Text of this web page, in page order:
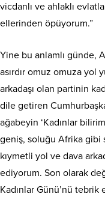
vicdanlı ve ahlaklı
ellerinden öpüyorum.”
Yine bu anlamlı günde,
asırdır omuz omuza
arkadaşı olan partinin
dile getiren
ağabeyin ‘Kadınlar
geniş, soluğu Afrika gibi
kıymetli yol ve dava
ediyorum. Son olarak
Kadınlar Günü’nü tebrik